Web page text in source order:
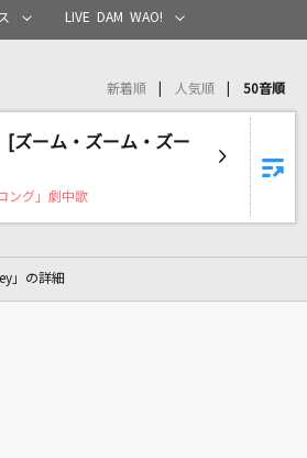
オケリクエスト
ムで歌われている曲の一覧
って
LIVE DAM WAO!
新着順 人気順 50音順
ーム・ズーム・ズー
ング」劇中歌
」の詳細